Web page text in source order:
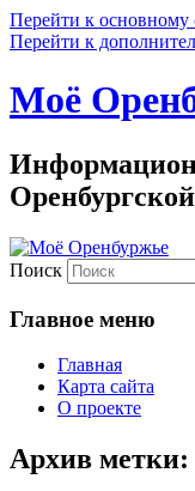
Перейти к
Перейти к
Моё
Поиск
Главное меню
Главная
Карта сайта
О проекте
Архив метки: